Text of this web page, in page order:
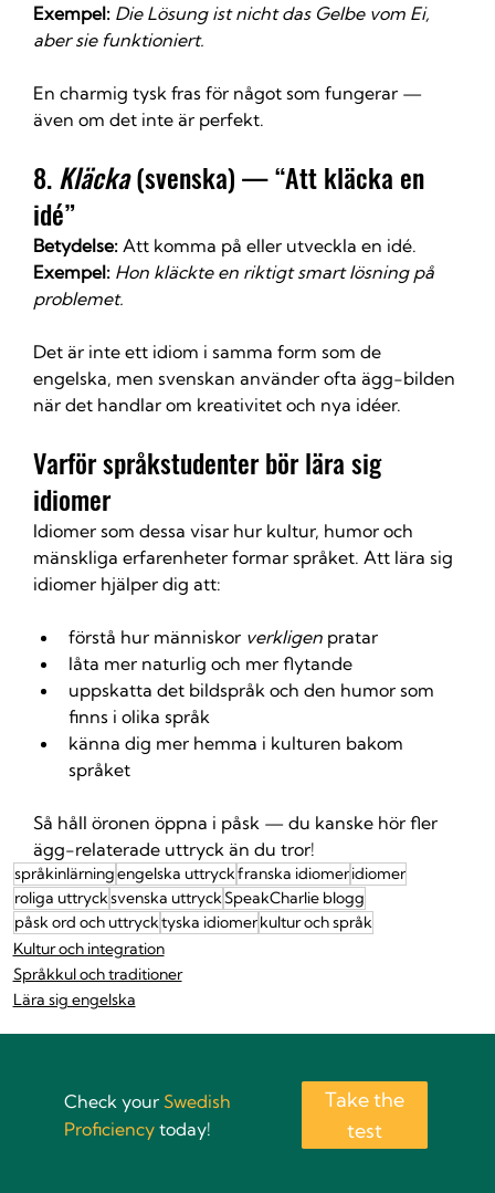
Exempel: Die Lösung ist nicht das Gelbe vom Ei,
aber sie funktioniert.
En charmig tysk fras för något som fungerar —
även om det inte är perfekt.
8. Kläcka (svenska) — “Att kläcka en
idé”
Betydelse: Att komma på eller utveckla en idé.
Exempel: Hon kläckte en riktigt smart lösning på
problemet.
Det är inte ett idiom i samma form som de
engelska, men svenskan använder ofta ägg-bilden
när det handlar om kreativitet och nya idéer.
Varför språk­studenter bör lära sig
idiomer
Idiomer som dessa visar hur kultur, humor och
mänskliga erfarenheter formar språket. Att lära sig
idiomer hjälper dig att:
förstå hur människor verkligen pratar
låta mer naturlig och mer flytande
uppskatta det bildspråk och den humor som
finns i olika språk
känna dig mer hemma i kulturen bakom
språket
Så håll öronen öppna i påsk — du kanske hör fler
ägg-relaterade uttryck än du tror!
språkinlärningengelska uttryckfranska idiomeridiomer
roliga uttrycksvenska uttryckSpeakCharlie blogg
påsk ord och uttrycktyska idiomerkultur och språk
Kultur och integration
Språkkul och traditioner
Lära sig engelska
Check your Swedish
Proficiency today!
Take the
test